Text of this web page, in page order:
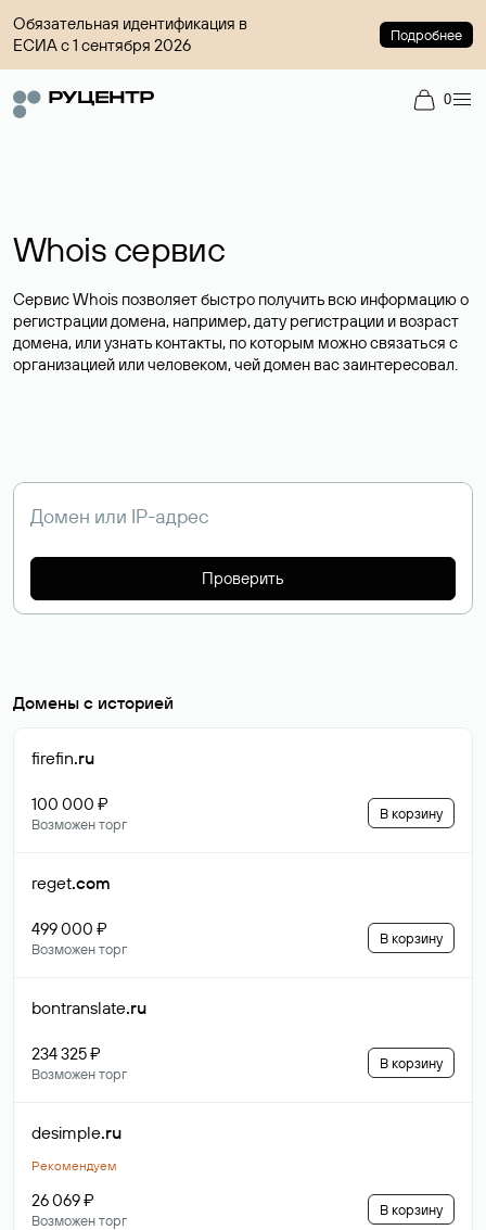
Обязательная идентификация в
ЕСИА с 1 сентября 2026
Подробнее
0
Whois сервис
Сервис Whois позволяет быстро получить всю информацию о
регистрации домена, например, дату регистрации и возраст
домена, или узнать контакты, по которым можно связаться с
организацией или человеком, чей домен вас заинтересовал.
Проверить
Домены с историей
firefin.ru
100 000 ₽
Возможен торг
В корзину
reget.com
499 000 ₽
Возможен торг
В корзину
bontranslate.ru
234 325 ₽
Возможен торг
В корзину
desimple.ru
Рекомендуем
26 069 ₽
Возможен торг
В корзину